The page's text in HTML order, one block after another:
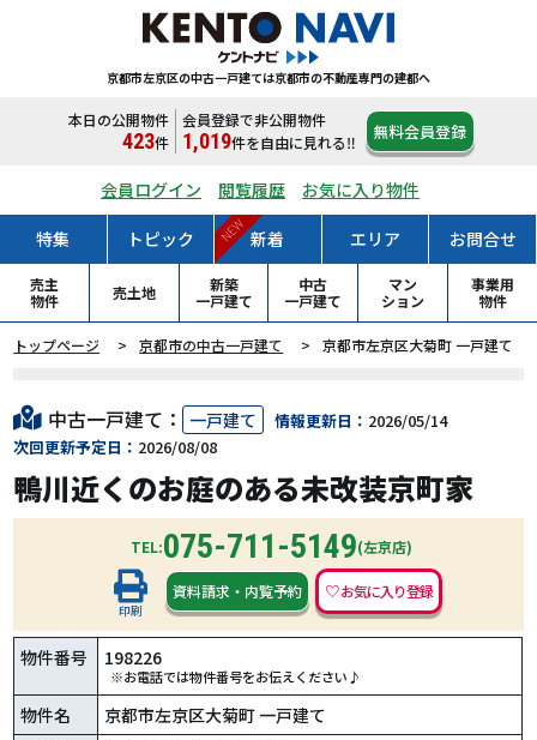
京都市左京区の中古一戸建ては京都市の不動産専門の建都へ
本日の公開物件
423件
会員登録で非公開物件
1,019件を自由に見れる‼ 無料会員登録
会員ログイン 閲覧履歴 お気に入り物件
特集 トピック 新着
NEW エリア お問合せ
売主
物件
売土地
新築
一戸建て
中古
一戸建て
マン
ション
事業用
物件
トップページ 京都市の中古一戸建て 京都市左京区大菊町 一戸建て
中古一戸建て： 一戸建て 情報更新日： 2026/05/14
次回更新予定日： 2026/08/08
鴨川近くのお庭のある未改装京町家
TEL:075-711-5149(左京店)
印刷
資料請求 ・ 内覧予約
物件番号 198226
※お電話では物件番号をお伝えください♪
物件名
京都市左京区大菊町 一戸建て